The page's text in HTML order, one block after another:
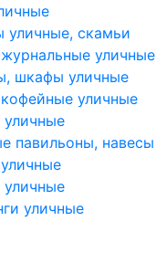
уличные, скамьи
уличные
шкафы уличные
уличные
уличные
павильоны, навесы
уличные
уличные